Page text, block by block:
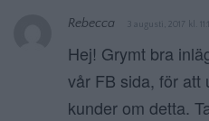
Rebecca 3 augusti, 2017 kl.
Hej! Grymt bra
vår FB sida, för att
kunder om detta.